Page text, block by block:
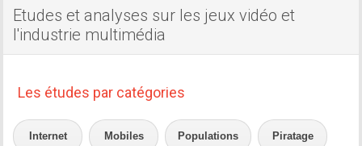
Etudes et analyses sur les jeux vidéo et
l'industrie multimédia
Les études par catégories
Internet Mobiles Populations Piratage